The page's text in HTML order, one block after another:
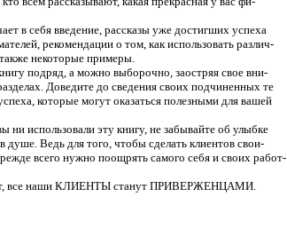
в себя введение, рассказы уже достигших успеха
рекомендации о том, как использовать различ-
некоторые примеры.
подряд, а можно выборочно, заостряя свое вни-
Доведите до сведения своих подчиненных те
которые могут оказаться полезными для вашей
ни использовали эту книгу, не забывайте об улыбке
душе. Ведь для того, чтобы сделать клиентов свои-
всего нужно поощрять самого себя и своих работ-
все наши КЛИЕНТЫ станут ПРИВЕРЖЕНЦАМИ.